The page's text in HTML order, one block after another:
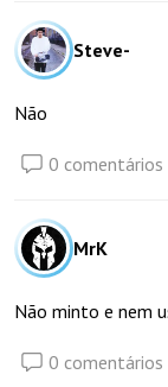
Steve-
Não
0 comentários
MrK
Não minto e nem
0 comentários